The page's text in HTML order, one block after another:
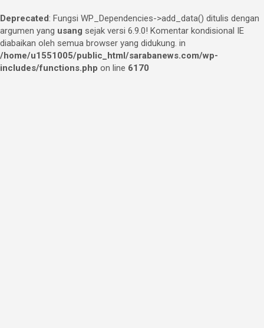
Deprecated: Fungsi WP_Dependencies->add_data() ditulis dengan
argumen yang usang sejak versi 6.9.0! Komentar kondisional IE
diabaikan oleh semua browser yang didukung. in
/home/u1551005/public_html/sarabanews.com/wp-
includes/functions.php on line 6170